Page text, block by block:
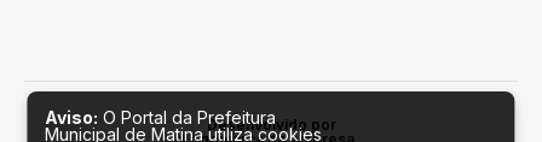
Desenvolvido por
Aviso: O Portal da Prefeitura
Municipal de Matina utiliza cookies